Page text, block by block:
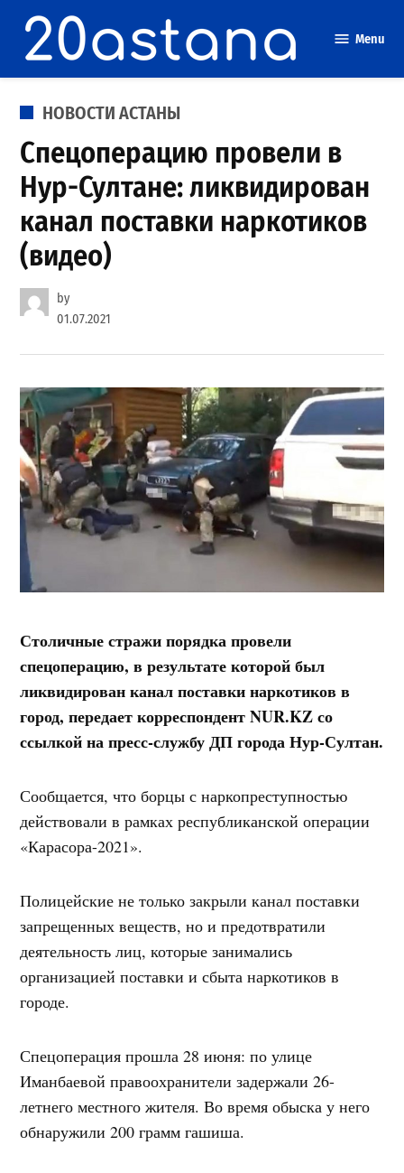
content
Menu
POSTED
НОВОСТИ АСТАНЫ
Спецоперацию провели в
Нур-Султане: ликвидирован
канал поставки наркотиков
(видео)
by
01.07.2021
Столичные стражи порядка провели
спецоперацию, в результате которой был
ликвидирован канал поставки наркотиков в
город, передает корреспондент NUR.KZ со
ссылкой на пресс-службу ДП города Нур-Султан.
Сообщается, что борцы с наркопреступностью
действовали в рамках республиканской операции
«Карасора-2021».
Полицейские не только закрыли канал поставки
запрещенных веществ, но и предотвратили
деятельность лиц, которые занимались
организацией поставки и сбыта наркотиков в
городе.
Спецоперация прошла 28 июня: по улице
Иманбаевой правоохранители задержали 26-
летнего местного жителя. Во время обыска у него
обнаружили 200 грамм гашиша.